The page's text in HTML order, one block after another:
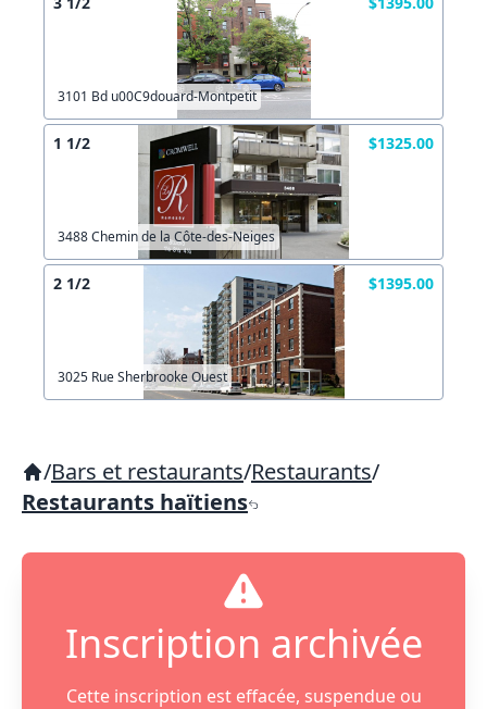
3101 Bd u00C9douard-Montpetit
1 1/2 $1325.00
3488 Chemin de la Côte-des-Neiges
2 1/2 $1395.00
3025 Rue Sherbrooke Ouest
/Bars et restaurants/Restaurants/
Restaurants haïtiens
Inscription archivée
Cette inscription est effacée, suspendue ou